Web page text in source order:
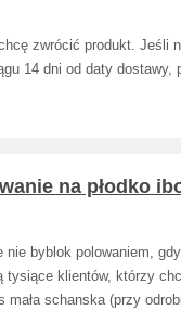
zwrócić produkt. Jeśli
14 dni od daty dostawy,
na płodko
byblok polowaniem,
tysiące klientów, którzy
mała schanska (przy